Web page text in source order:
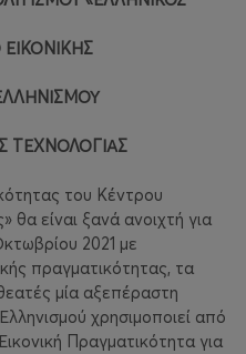
ΤΕΧΝΟΛΟΓΙΑΣ
του Κέντρου
θα είναι ξανά ανοιχτή για
2021 με
πραγματικότητας, τα
μία αξεπέραστη
χρησιμοποιεί από
Πραγματικότητα για